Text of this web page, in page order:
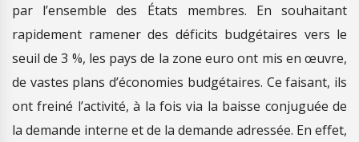
par l’ensemble des États membres. En souhaitant
rapidement ramener des déficits budgétaires vers le
seuil de 3 %, les pays de la zone euro ont mis en œuvre,
de vastes plans d’économies budgétaires. Ce faisant, ils
ont freiné l’activité, à la fois via la baisse conjuguée de
la demande interne et de la demande adressée. En effet,